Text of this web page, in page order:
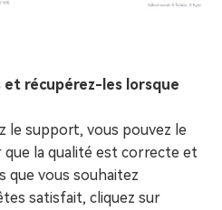
et récupérez-les lorsque
le support, vous pouvez le
la qualité est correcte et
que vous souhaitez
satisfait, cliquez sur